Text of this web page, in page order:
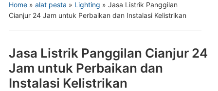
Home» alat pesta » Lighting » Jasa Listrik Panggilan
Cianjur 24 Jam untuk Perbaikan dan Instalasi Kelistrikan
Jasa Listrik Panggilan Cianjur 24
Jam untuk Perbaikan dan
Instalasi Kelistrikan